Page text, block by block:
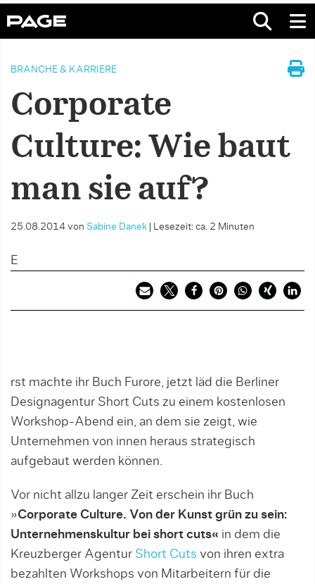
BRANCHE & KARRIERE
Corporate
Culture: Wie baut
man sie auf?
25.08.2014 von Sabine Danek Lesezeit: ca. 2 Minuten
E
rst machte ihr Buch Furore, jetzt läd die Berliner
Designagentur Short Cuts zu einem kostenlosen
Workshop-Abend ein, an dem sie zeigt, wie
Unternehmen von innen heraus strategisch
aufgebaut werden können.
Vor nicht allzu langer Zeit erschein ihr Buch
»Corporate Culture. Von der Kunst grün zu sein:
Unternehmenskultur bei short cuts« in dem die
Kreuzberger Agentur Short Cuts von ihren extra
bezahlten Workshops von Mitarbeitern für die